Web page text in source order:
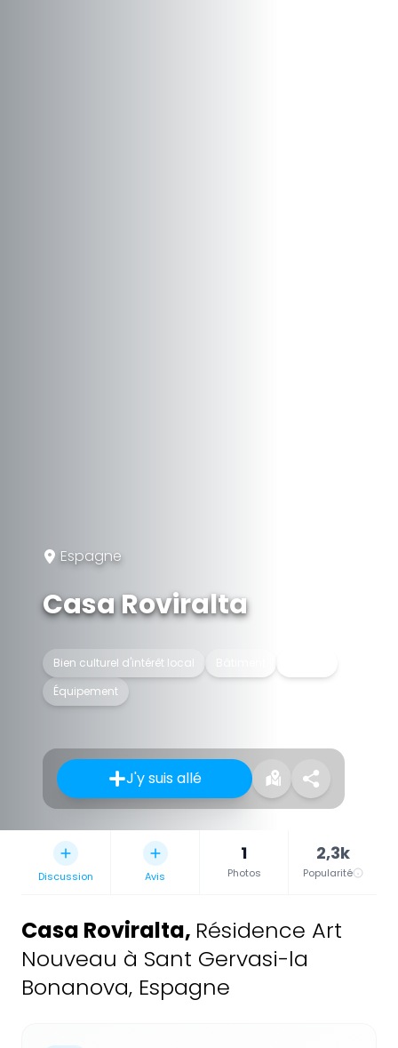
Espagne
Casa Roviralta
Bien culturel d'intérêt local
Équipement
J'y suis allé
Discussion Avis
1
Photos
2,3k
Popularité
Casa Roviralta, Résidence Art
Nouveau à Sant Gervasi-la
Bonanova, Espagne